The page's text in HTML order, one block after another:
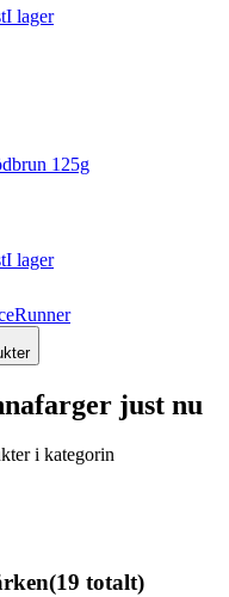
I lager
125g
I lager
just nu
i kategorin
(19 totalt)